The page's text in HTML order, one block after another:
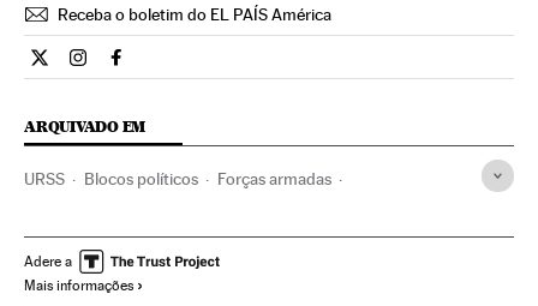
Receba o boletim do EL PAÍS América
Internacional El País Brasil en Twitter
Internacional El País Brasil en Instagram
Internacional El País Brasil en Facebook
ARQUIVADO EM
URSS Blocos políticos Forças armadas
Relações exteriores
Adere a
Mais informações